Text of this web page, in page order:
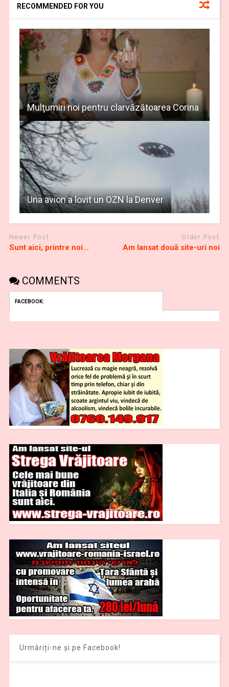
RECOMMENDED FOR YOU
Mulţumiri noi pentru clarvăzătoarea Corina
Una avion a lovit un OZN la Denver
Newer Post
Sunt aici, printre noi…
Older Post
Am lansat două site-uri noi
COMMENTS
FACEBOOK:
Urmăriți-ne și pe Facebook!